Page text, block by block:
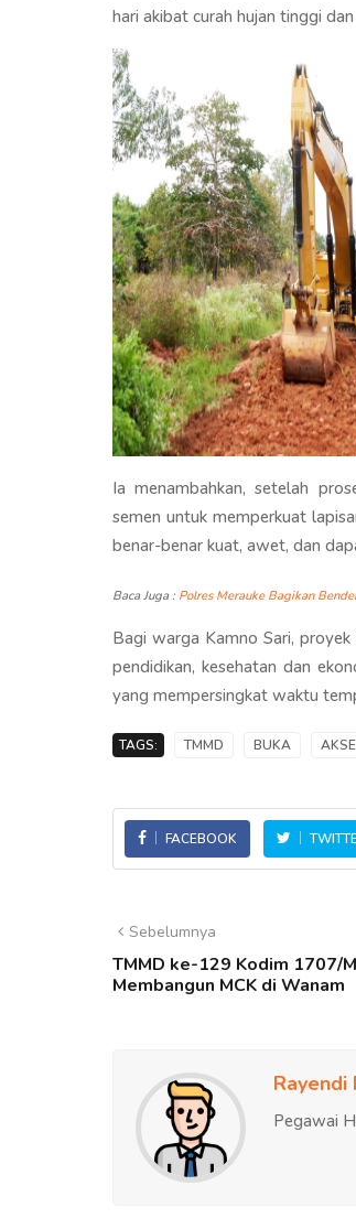
hari akibat curah hujan tinggi
Ia menambahkan, setelah
semen untuk memperkuat
benar-benar kuat, awet, dan
Baca Juga : Polres Merauke Bagikan
Bagi warga Kamno Sari,
pendidikan, kesehatan dan
yang mempersingkat waktu
TAGS: TMMD BUKA
FACEBOOK
Sebelumnya
TMMD ke-129 Kodim 1707/
Membangun MCK di Wanam
Rayendi
Pegawai